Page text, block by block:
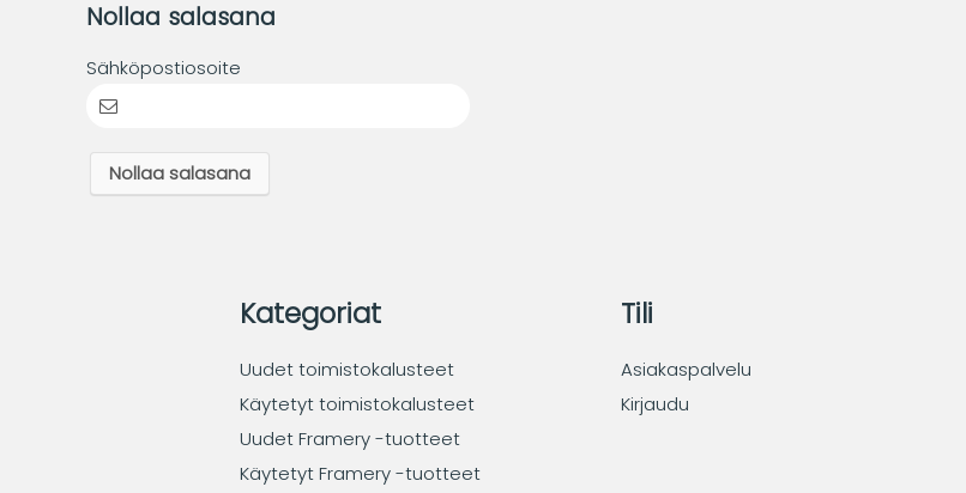
Nollaa salasana
Sähköpostiosoite
Nollaa salasana
Kategoriat
Uudet toimistokalusteet
Käytetyt toimistokalusteet
Uudet Framery -tuotteet
Käytetyt Framery -tuotteet
Tili
Asiakaspalvelu
Kirjaudu